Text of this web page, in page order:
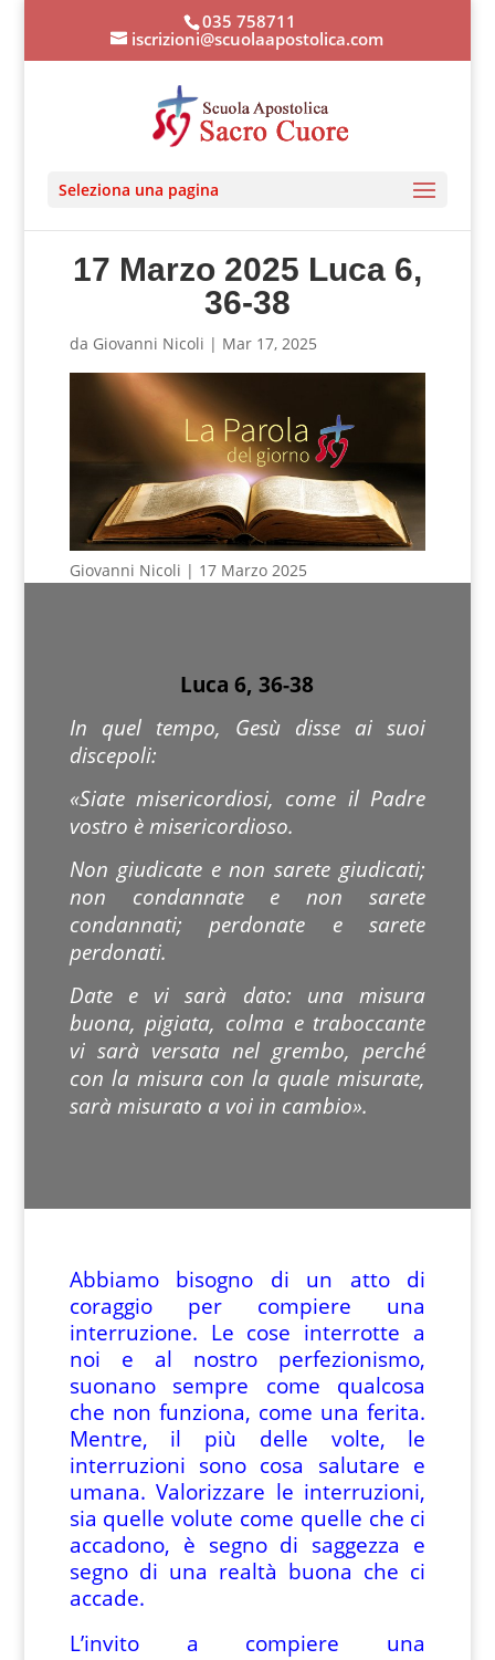
035 758711
iscrizioni@scuolaapostolica.com
Seleziona una pagina
17 Marzo 2025 Luca 6,
36-38
da Giovanni Nicoli | Mar 17, 2025
Giovanni Nicoli | 17 Marzo 2025
Luca 6, 36-38
In quel tempo, Gesù disse ai suoi
discepoli:
«Siate misericordiosi, come il Padre
vostro è misericordioso.
Non giudicate e non sarete giudicati;
non condannate e non sarete
condannati; perdonate e sarete
perdonati.
Date e vi sarà dato: una misura
buona, pigiata, colma e traboccante
vi sarà versata nel grembo, perché
con la misura con la quale misurate,
sarà misurato a voi in cambio».
Abbiamo bisogno di un atto di
coraggio per compiere una
interruzione. Le cose interrotte a
noi e al nostro perfezionismo,
suonano sempre come qualcosa
che non funziona, come una ferita.
Mentre, il più delle volte, le
interruzioni sono cosa salutare e
umana. Valorizzare le interruzioni,
sia quelle volute come quelle che ci
accadono, è segno di saggezza e
segno di una realtà buona che ci
accade.
L’invito a compiere una